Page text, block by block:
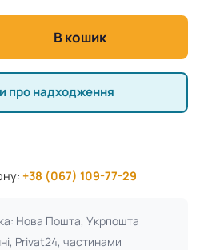
В кошик
про надходження
+38 (067) 109-77-29
Нова Пошта, Укрпошта
Privat24, частинами